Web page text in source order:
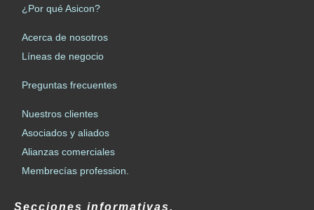
¿Por qué Asicon?
Acerca de nosotros
Líneas de negocio
Preguntas frecuentes
Nuestros clientes
Asociados y aliados
Alianzas comerciales
Membrecías profession.
Secciones informativas.